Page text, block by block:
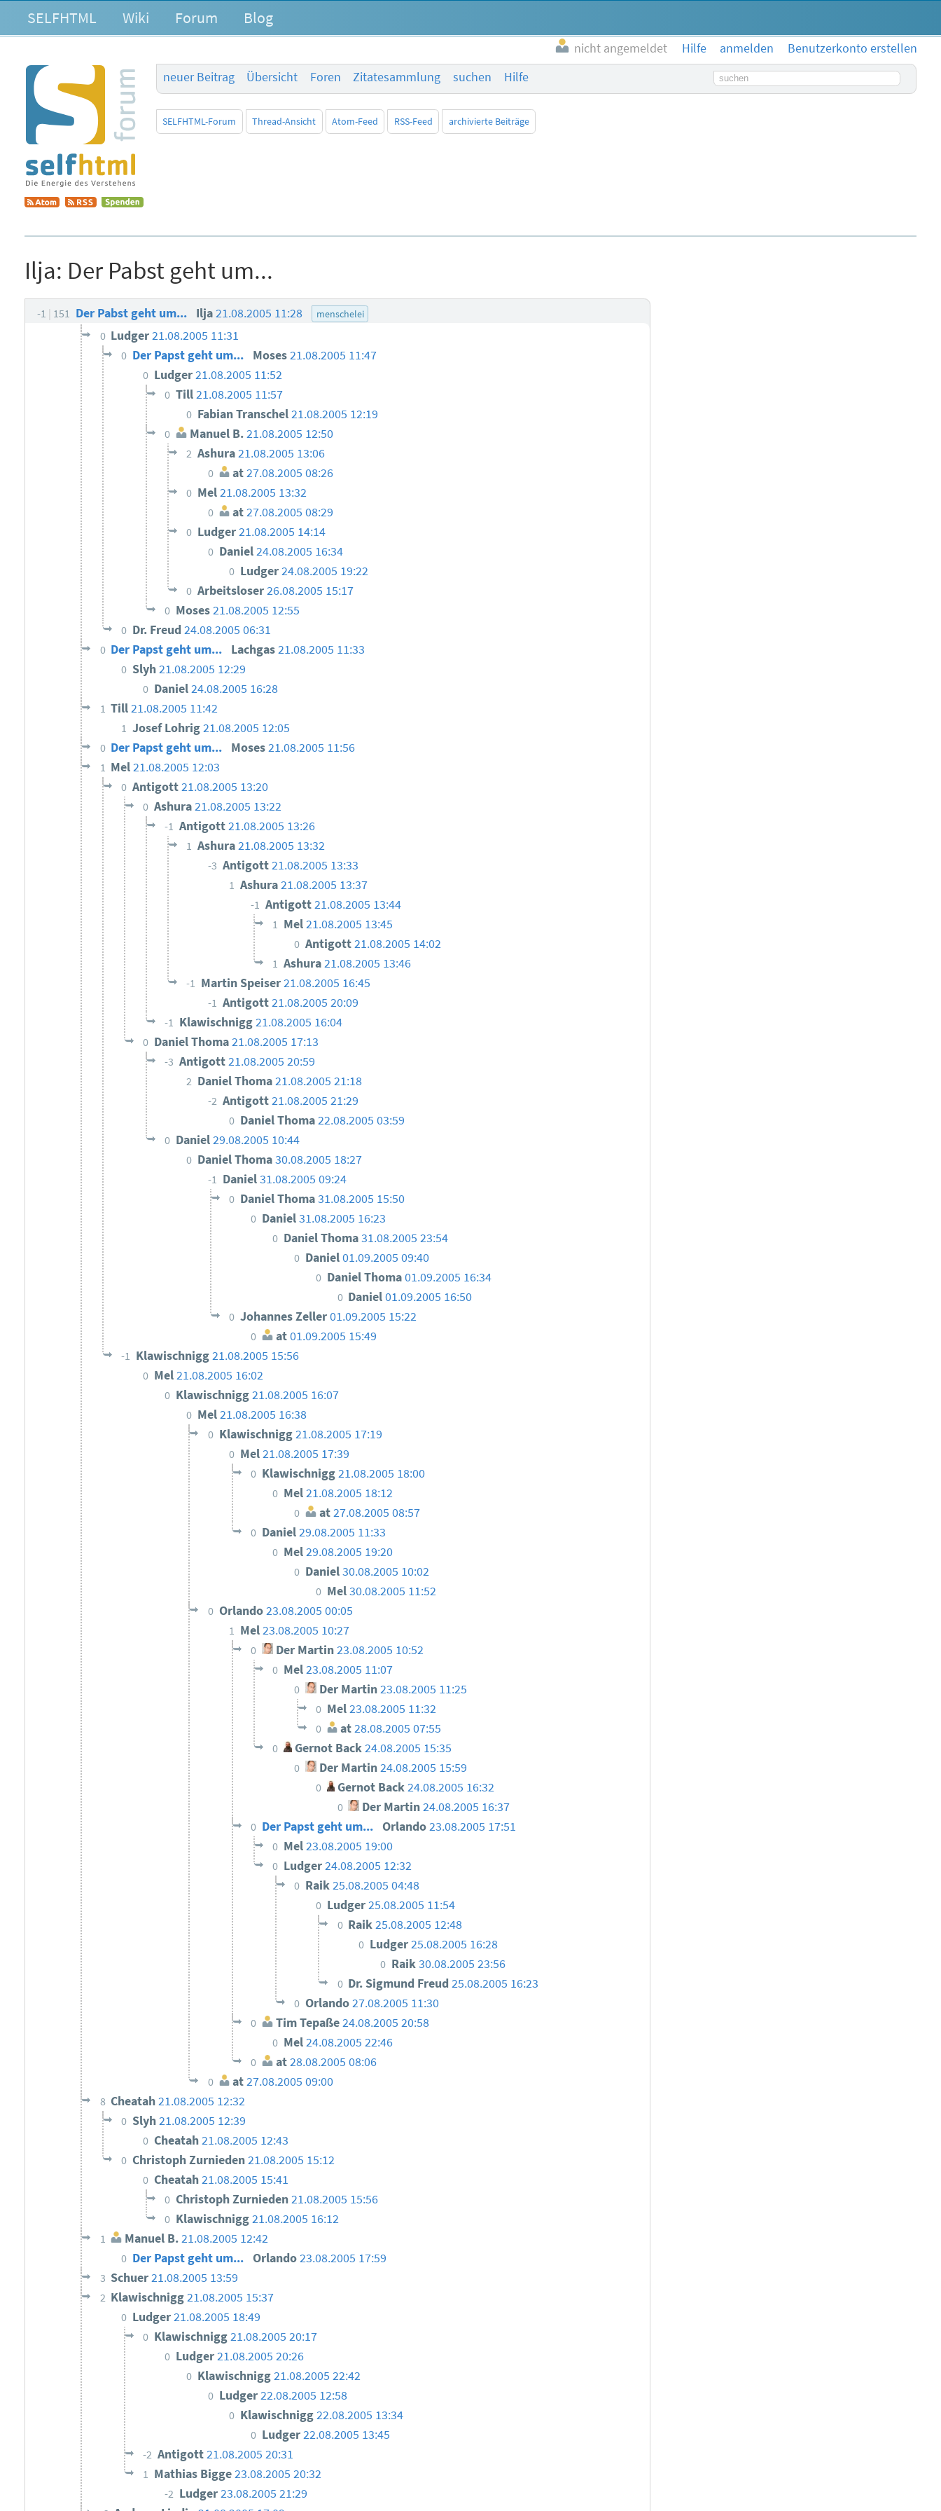
SELFHTML Wiki Forum Blog
nicht angemeldet Hilfe anmelden
Benutzerkonto erstellen
neuer Beitrag
Übersicht Foren Zitatesammlung suchen Hilfe Suchbegriff
SELFHTML-Forum Thread-Ansicht Atom-Feed RSS-Feed archivierte Beiträge
Ilja: Der Pabst geht um...
-1 151 Der Pabst geht um... Ilja21.08.2005 11:28 menschelei
0 Ludger21.08.2005 11:31
0 Der Papst geht um... Moses21.08.2005 11:47
0 Ludger21.08.2005 11:52
0 Till21.08.2005 11:57
0 Fabian Transchel21.08.2005 12:19
0 Manuel B.21.08.2005 12:50
2 Ashura21.08.2005 13:06
0 at27.08.2005 08:26
0 Mel21.08.2005 13:32
0 at27.08.2005 08:29
0 Ludger21.08.2005 14:14
0 Daniel24.08.2005 16:34
0 Ludger24.08.2005 19:22
0 Arbeitsloser26.08.2005 15:17
0 Moses21.08.2005 12:55
0 Dr. Freud24.08.2005 06:31
0 Der Papst geht um... Lachgas21.08.2005 11:33
0 Slyh21.08.2005 12:29
0 Daniel24.08.2005 16:28
1 Till21.08.2005 11:42
1 Josef Lohrig21.08.2005 12:05
0 Der Papst geht um... Moses21.08.2005 11:56
1 Mel21.08.2005 12:03
0 Antigott21.08.2005 13:20
0 Ashura21.08.2005 13:22
-1 Antigott21.08.2005 13:26
1 Ashura21.08.2005 13:32
-3 Antigott21.08.2005 13:33
1 Ashura21.08.2005 13:37
-1 Antigott21.08.2005 13:44
1 Mel21.08.2005 13:45
0 Antigott21.08.2005 14:02
1 Ashura21.08.2005 13:46
-1 Martin Speiser21.08.2005 16:45
-1 Antigott21.08.2005 20:09
-1 Klawischnigg21.08.2005 16:04
0 Daniel Thoma21.08.2005 17:13
-3 Antigott21.08.2005 20:59
2 Daniel Thoma21.08.2005 21:18
-2 Antigott21.08.2005 21:29
0 Daniel Thoma22.08.2005 03:59
0 Daniel29.08.2005 10:44
0 Daniel Thoma30.08.2005 18:27
-1 Daniel31.08.2005 09:24
0 Daniel Thoma31.08.2005 15:50
0 Daniel31.08.2005 16:23
0 Daniel Thoma31.08.2005 23:54
0 Daniel01.09.2005 09:40
0 Daniel Thoma01.09.2005 16:34
0 Daniel01.09.2005 16:50
0 Johannes Zeller01.09.2005 15:22
0 at01.09.2005 15:49
-1 Klawischnigg21.08.2005 15:56
0 Mel21.08.2005 16:02
0 Klawischnigg21.08.2005 16:07
0 Mel21.08.2005 16:38
0 Klawischnigg21.08.2005 17:19
0 Mel21.08.2005 17:39
0 Klawischnigg21.08.2005 18:00
0 Mel21.08.2005 18:12
0 at27.08.2005 08:57
0 Daniel29.08.2005 11:33
0 Mel29.08.2005 19:20
0 Daniel30.08.2005 10:02
0 Mel30.08.2005 11:52
0 Orlando23.08.2005 00:05
1 Mel23.08.2005 10:27
0 Der Martin23.08.2005 10:52
0 Mel23.08.2005 11:07
0 Der Martin23.08.2005 11:25
0 Mel23.08.2005 11:32
0 at 28.08.2005 07:55
0 Gernot Back24.08.2005 15:35
0 Der Martin24.08.2005 15:59
0 Gernot Back 24.08.2005 16:32
0 Der Martin24.08.2005 16:37
0 Der Papst geht um... Orlando23.08.2005 17:51
0 Mel23.08.2005 19:00
0 Ludger24.08.2005 12:32
0 Raik25.08.2005 04:48
0 Ludger25.08.2005 11:54
0 Raik25.08.2005 12:48
0 Ludger25.08.2005 16:28
0 Raik30.08.2005 23:56
0 Dr. Sigmund Freud25.08.2005 16:23
0 Orlando27.08.2005 11:30
0 Tim Tepaße24.08.2005 20:58
0 Mel24.08.2005 22:46
0 at28.08.2005 08:06
0 at27.08.2005 09:00
8 Cheatah21.08.2005 12:32
0 Slyh21.08.2005 12:39
0 Cheatah21.08.2005 12:43
0 Christoph Zurnieden21.08.2005 15:12
0 Cheatah21.08.2005 15:41
0 Christoph Zurnieden21.08.2005 15:56
0 Klawischnigg21.08.2005 16:12
1 Manuel B.21.08.2005 12:42
0 Der Papst geht um... Orlando23.08.2005 17:59
3 Schuer21.08.2005 13:59
2 Klawischnigg21.08.2005 15:37
0 Ludger21.08.2005 18:49
0 Klawischnigg21.08.2005 20:17
0 Ludger21.08.2005 20:26
0 Klawischnigg21.08.2005 22:42
0 Ludger22.08.2005 12:58
0 Klawischnigg22.08.2005 13:34
0 Ludger22.08.2005 13:45
-2 Antigott21.08.2005 20:31
1 Mathias Bigge23.08.2005 20:32
-2 Ludger23.08.2005 21:29